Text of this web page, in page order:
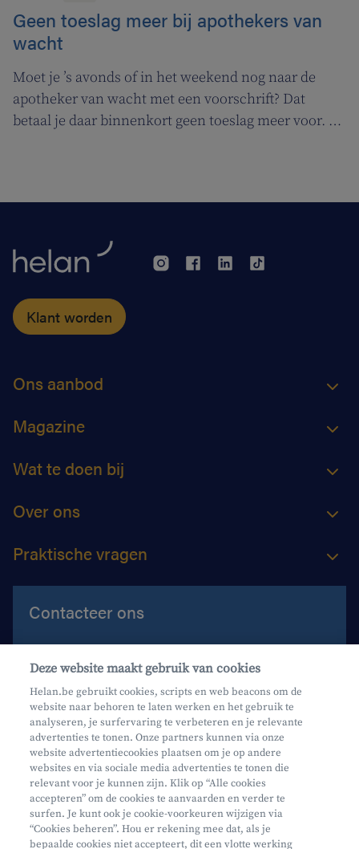
Geen toeslag meer bij apothekers van
wacht
Moet je ’s avonds of in het weekend nog naar de
apotheker van wacht met een voorschrift? Dat
betaal je daar binnenkort geen toeslag meer voor. In
Klant worden
Ons aanbod
Magazine
Wat te doen bij
Over ons
Praktische vragen
Contacteer ons
Contacteer ons
Maak een afspraak
Waar vind je ons?
Mifid
Deze website maakt gebruik van cookies
Helan.be gebruikt cookies, scripts en web beacons om de
website naar behoren te laten werken en het gebruik te
analyseren, je surfervaring te verbeteren en je relevante
advertenties te tonen. Onze partners kunnen via onze
website advertentiecookies plaatsen om je op andere
websites en via sociale media advertenties te tonen die
relevant voor je kunnen zijn. Klik op “Alle cookies
accepteren” om de cookies te aanvaarden en verder te
surfen. Je kunt ook je cookie-voorkeuren wijzigen via
“Cookies beheren”. Hou er rekening mee dat, als je
bepaalde cookies niet accepteert, dit een vlotte werking